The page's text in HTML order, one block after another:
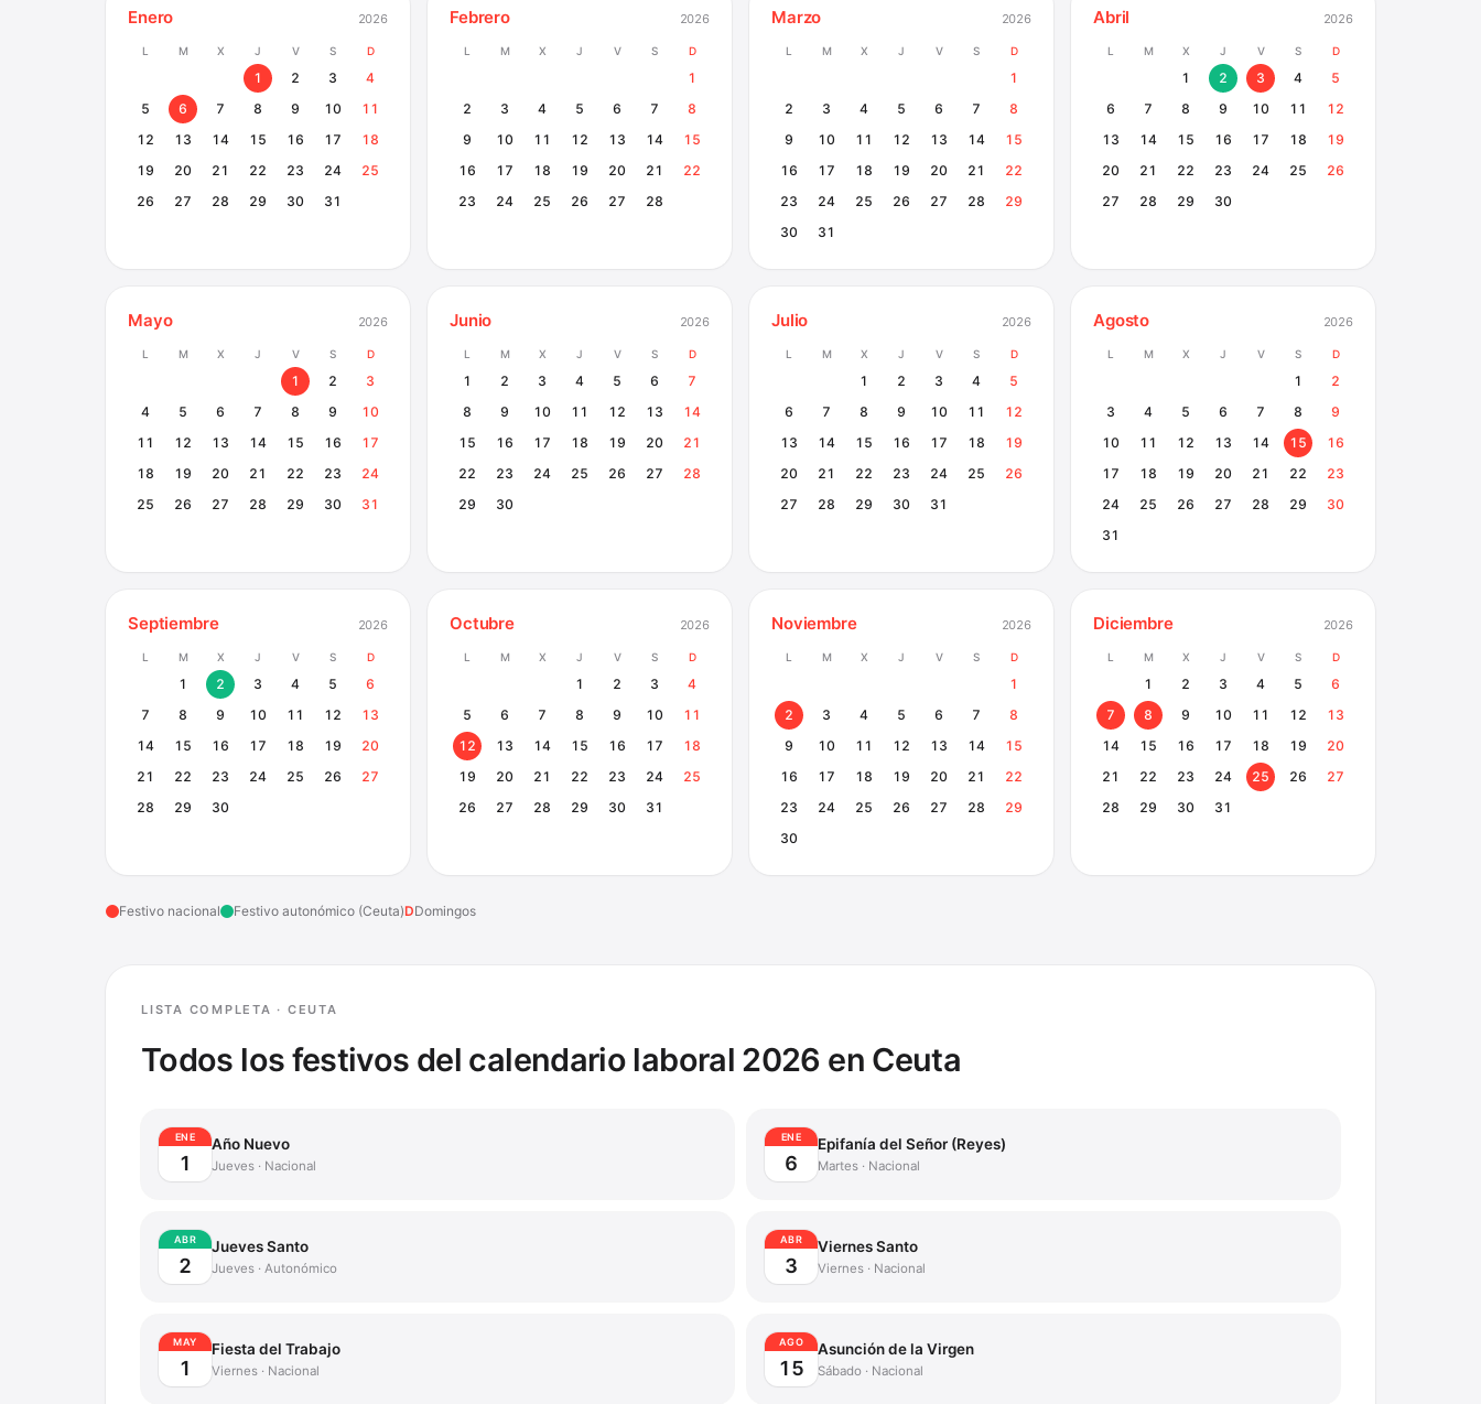
Enero 2026
L M X J V S D
1 2 3
4
5
6 7 8 9 10
11
12
13 14 15 16 17
18
19
20 21 22 23 24
25
26
27 28 29 30 31
Febrero 2026
L M X J V S D
1
2
3 4 5 6 7
8
9
10 11 12 13 14
15
16
17 18 19 20 21
22
23
24 25 26 27 28
Marzo 2026
L M X J V S D
1
2
3 4 5 6 7
8
9
10 11 12 13 14
15
16
17 18 19 20 21
22
23
24 25 26 27 28
29
30
31
Abril 2026
L M X J V S D
1 2 3 4
5
6
7 8 9 10 11
12
13
14 15 16 17 18
19
20
21 22 23 24 25
26
27
28 29 30
Mayo 2026
L M X J V S D
1 2
3
4
5 6 7 8 9
10
11
12 13 14 15 16
17
18
19 20 21 22 23
24
25
26 27 28 29 30 31
Junio 2026
L M X J V S D
1 2 3 4 5 6
7
8
9 10 11 12 13
14
15
16 17 18 19 20
21
22
23 24 25 26 27
28
29
30
Julio 2026
L M X J V S D
1 2 3 4
5
6
7 8 9 10 11
12
13
14 15 16 17 18
19
20
21 22 23 24 25
26
27
28 29 30 31
Agosto 2026
L M X J V S D
1
2
3
4 5 6 7 8
9
10
11 12 13 14 15
16
17
18 19 20 21 22
23
24
25 26 27 28 29
30
31
Septiembre 2026
L M X J V S D
1 2 3 4 5
6
7
8 9 10 11 12
13
14
15 16 17 18 19
20
21
22 23 24 25 26
27
28
29 30
Octubre 2026
L M X J V S D
1 2 3
4
5
6 7 8 9 10
11
12
13 14 15 16 17
18
19
20 21 22 23 24
25
26
27 28 29 30 31
Noviembre 2026
L M X J V S D
1
2
3 4 5 6 7
8
9
10 11 12 13 14
15
16
17 18 19 20 21
22
23
24 25 26 27 28
29
30
Diciembre 2026
L M X J V S D
1 2 3 4 5
6
7
8 9 10 11 12
13
14
15 16 17 18 19
20
21
22 23 24 25 26
27
28
29 30 31
Festivo nacional Festivo autonómico (Ceuta)DDomingos
LISTA COMPLETA · CEUTA
Todos los festivos del calendario laboral 2026 en Ceuta
ENE
1
Año Nuevo
Jueves · Nacional
ENE
6
Epifanía del Señor (Reyes)
Martes · Nacional
ABR
2
Jueves Santo
Jueves · Autonómico
ABR
3
Viernes Santo
Viernes · Nacional
MAY
1
Fiesta del Trabajo
Viernes · Nacional
AGO
15
Asunción de la Virgen
Sábado · Nacional